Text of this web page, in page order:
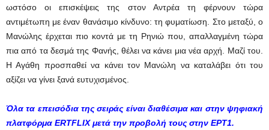
ωστόσο οι επισκέψεις της στον Αντρέα τη φέρνουν τώρα
αντιμέτωπη με έναν θανάσιμο κίνδυνο: τη φυματίωση. Στο μεταξύ, ο
Μανώλης έρχεται πιο κοντά με τη Ρηνιώ που, απαλλαγμένη τώρα
πια από τα δεσμά της Φανής, θέλει να κάνει μια νέα αρχή. Μαζί του.
Η Αγάθη προσπαθεί να κάνει τον Μανώλη να καταλάβει ότι του
αξίζει να γίνει ξανά ευτυχισμένος.
Όλα τα επεισόδια της σειράς είναι διαθέσιμα και στην ψηφιακή
πλατφόρμα ERTFLIX μετά την προβολή τους στην ΕΡΤ1.